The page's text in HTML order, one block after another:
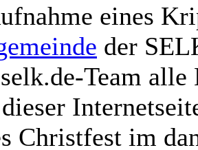
eines
der
Team alle
Christfest im